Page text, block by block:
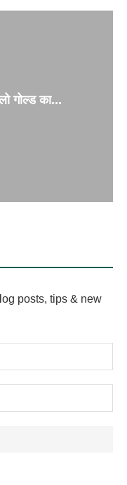
गोल्ड का...
posts, tips & new